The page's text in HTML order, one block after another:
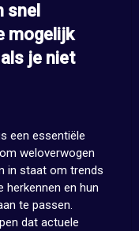
snel
mogelijk
je niet
een essentiële
weloverwogen
in staat om trends
herkennen en hun
te passen.
dat actuele